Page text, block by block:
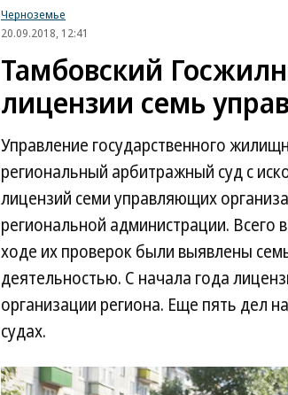
Черноземье
20.09.2018, 12:41
Тамбовский
лицензии семь
Управление государственного
региональный арбитражный суд с
лицензий семи управляющих
региональной администрации. Всего
ходе их проверок были выявлены
деятельностью. С начала года
организации региона. Еще пять дел
судах.